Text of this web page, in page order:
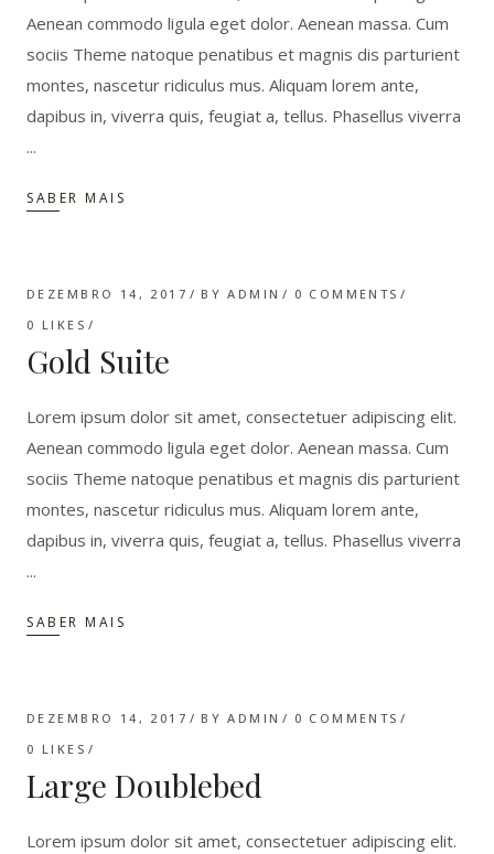
Aenean commodo ligula eget dolor. Aenean massa. Cum
sociis Theme natoque penatibus et magnis dis parturient
montes, nascetur ridiculus mus. Aliquam lorem ante,
dapibus in, viverra quis, feugiat a, tellus. Phasellus viverra
SABER MAIS
DEZEMBRO 14, 2017 BYADMIN
0 COMMENTS
0 LIKES
Gold Suite
Lorem ipsum dolor sit amet, consectetuer adipiscing elit.
Aenean commodo ligula eget dolor. Aenean massa. Cum
sociis Theme natoque penatibus et magnis dis parturient
montes, nascetur ridiculus mus. Aliquam lorem ante,
dapibus in, viverra quis, feugiat a, tellus. Phasellus viverra
SABER MAIS
DEZEMBRO 14, 2017 BYADMIN
0 COMMENTS
0 LIKES
Large Doublebed
Lorem ipsum dolor sit amet, consectetuer adipiscing elit.